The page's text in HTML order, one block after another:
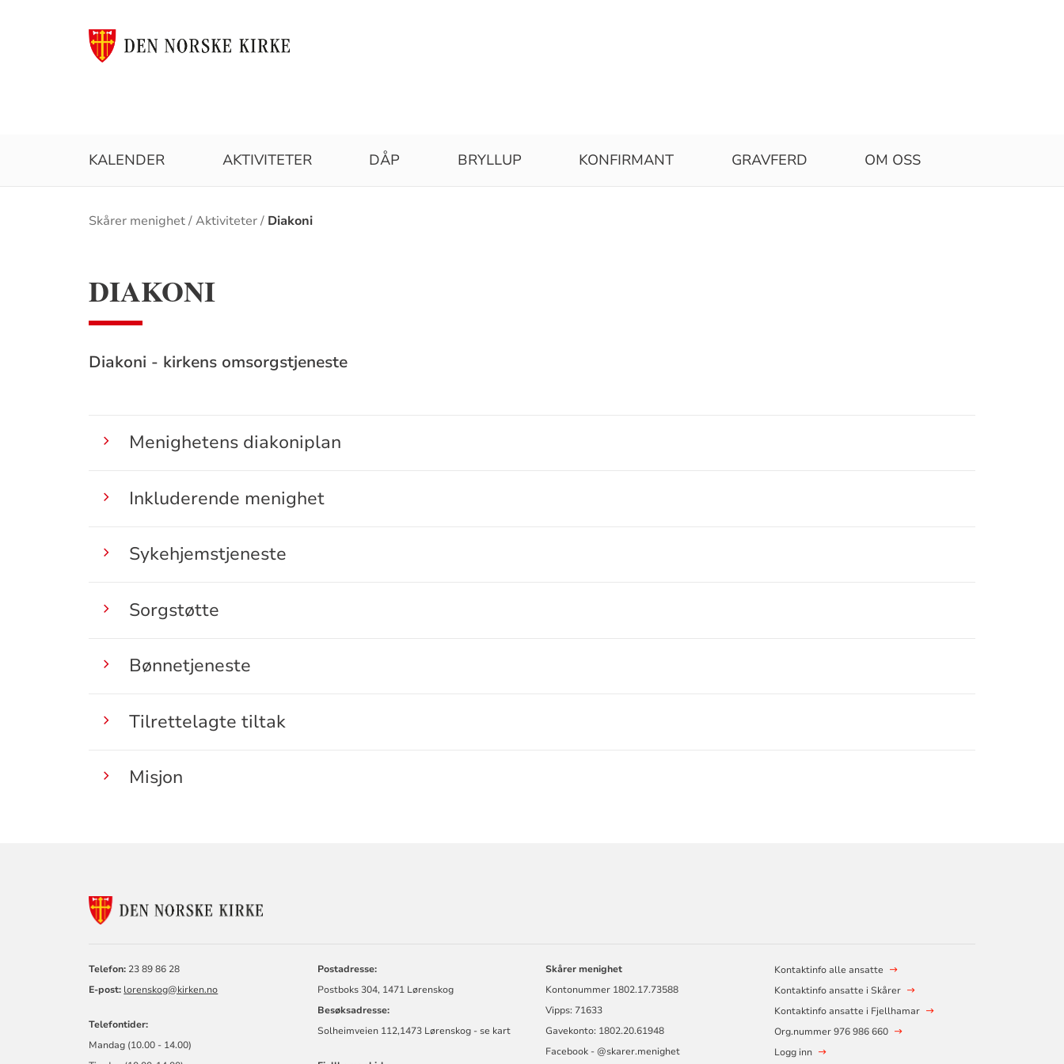
KALENDER AKTIVITETER DÅP BRYLLUP KONFIRMANT GRAVFERD OM OSS
Brødsmulesti
Skårer menighet Aktiviteter Diakoni
DIAKONI
Diakoni - kirkens omsorgstjeneste
Menighetens diakoniplan
Inkluderende menighet
Sykehjemstjeneste
Sorgstøtte
Bønnetjeneste
Tilrettelagte tiltak
Misjon
KONTAKTINFORMASJON
FOR
Telefon: 23 89 86 28
E-post: lorenskog@kirken.no
Telefontider:
Mandag (10.00 - 14.00)
Postadresse:
Postboks 304, 1471 Lørenskog
Besøksadresse:
Solheimveien 112,1473 Lørenskog - se kart
Skårer menighet
Kontonummer 1802.17.73588
Vipps: 71633
Gavekonto: 1802.20.61948
Facebook - @skarer.menighet
Kontaktinfo alle ansatte
Kontaktinfo ansatte i Skårer
Kontaktinfo ansatte i Fjellhamar
Org.nummer 976 986 660
Logg inn